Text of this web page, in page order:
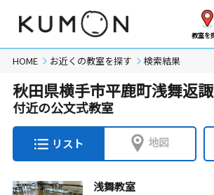
教室を
HOME お近くの教室を探す 検索結果
秋田県横手市平鹿町浅舞返
付近の公文式教室
リスト 地図
浅舞教室